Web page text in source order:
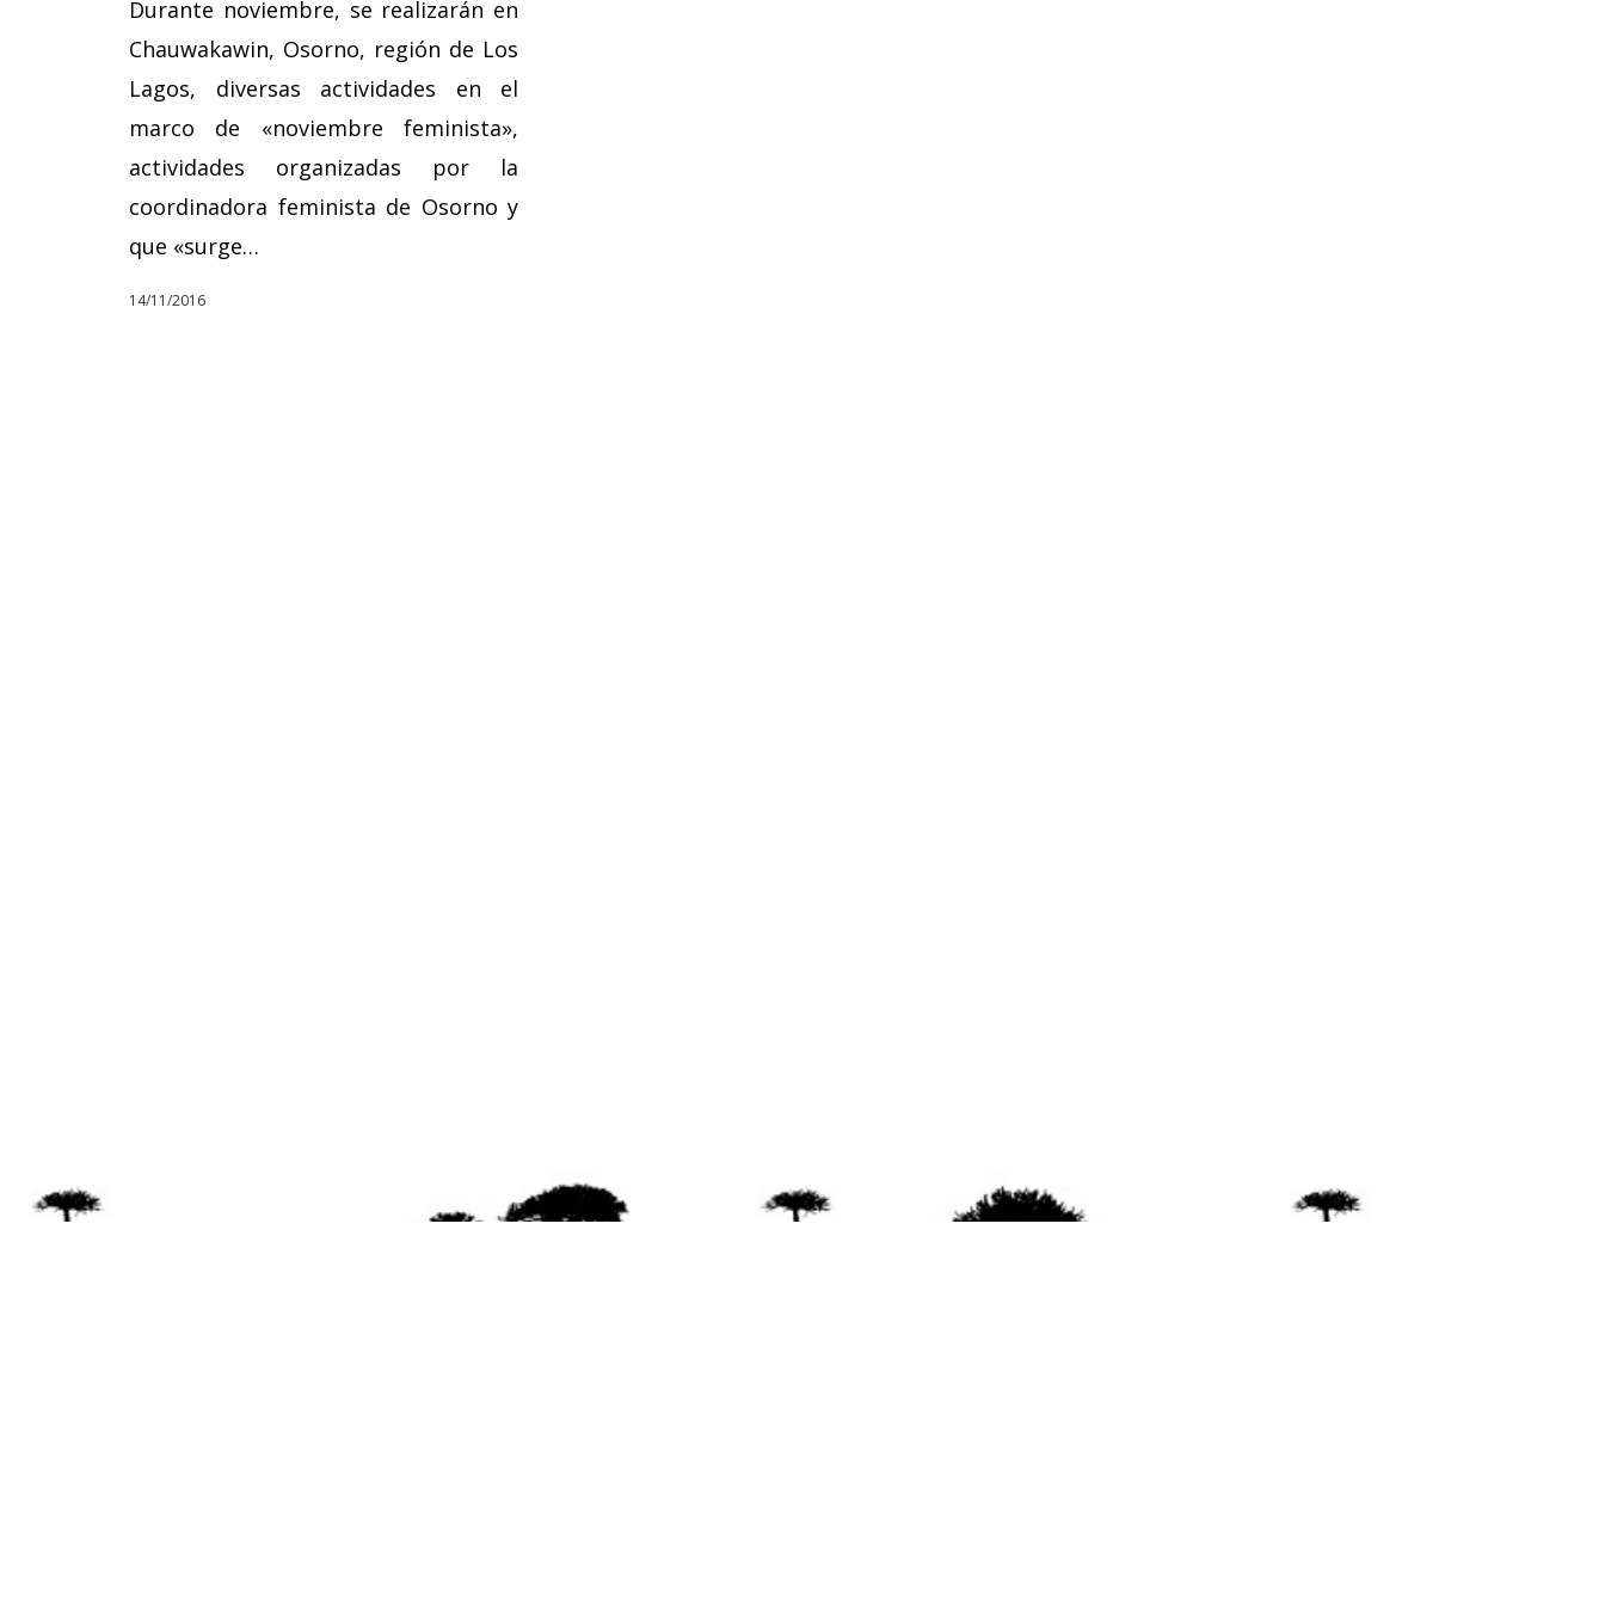
Durante noviembre, se realizarán en
Chauwakawin, Osorno, región de Los
Lagos, diversas actividades en el
marco de «noviembre feminista»,
actividades organizadas por la
coordinadora feminista de Osorno y
que «surge…
14/11/2016